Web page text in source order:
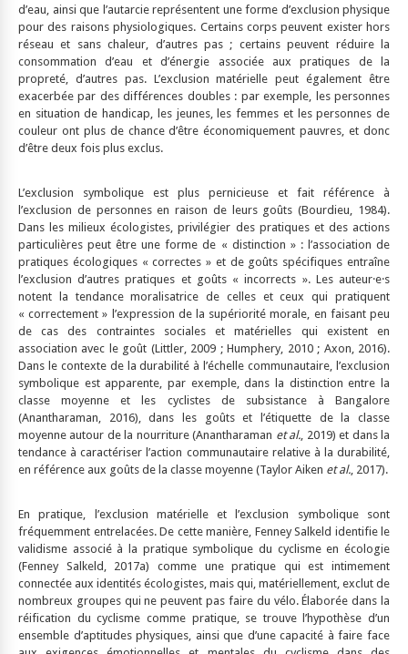
d’eau, ainsi que l’autarcie représentent une forme d’exclusion physique
pour des raisons physiologiques. Certains corps peuvent exister hors
réseau et sans chaleur, d’autres pas ; certains peuvent réduire la
consommation d’eau et d’énergie associée aux pratiques de la
propreté, d’autres pas. L’exclusion matérielle peut également être
exacerbée par des différences doubles : par exemple, les personnes
en situation de handicap, les jeunes, les femmes et les personnes de
couleur ont plus de chance d’être économiquement pauvres, et donc
d’être deux fois plus exclus.
L’exclusion symbolique est plus pernicieuse et fait référence à
l’exclusion de personnes en raison de leurs goûts (Bourdieu, 1984).
Dans les milieux écologistes, privilégier des pratiques et des actions
particulières peut être une forme de « distinction » : l’association de
pratiques écologiques « correctes » et de goûts spécifiques entraîne
l’exclusion d’autres pratiques et goûts « incorrects ». Les auteur·e·s
notent la tendance moralisatrice de celles et ceux qui pratiquent
« correctement » l’expression de la supériorité morale, en faisant peu
de cas des contraintes sociales et matérielles qui existent en
association avec le goût (Littler, 2009 ; Humphery, 2010 ; Axon, 2016).
Dans le contexte de la durabilité à l’échelle communautaire, l’exclusion
symbolique est apparente, par exemple, dans la distinction entre la
classe moyenne et les cyclistes de subsistance à Bangalore
(Anantharaman, 2016), dans les goûts et l’étiquette de la classe
moyenne autour de la nourriture (Anantharaman et al., 2019) et dans la
tendance à caractériser l’action communautaire relative à la durabilité,
en référence aux goûts de la classe moyenne (Taylor Aiken et al., 2017).
En pratique, l’exclusion matérielle et l’exclusion symbolique sont
fréquemment entrelacées. De cette manière, Fenney Salkeld identifie le
validisme associé à la pratique symbolique du cyclisme en écologie
(Fenney Salkeld, 2017a) comme une pratique qui est intimement
connectée aux identités écologistes, mais qui, matériellement, exclut de
nombreux groupes qui ne peuvent pas faire du vélo. Élaborée dans la
réification du cyclisme comme pratique, se trouve l’hypothèse d’un
ensemble d’aptitudes physiques, ainsi que d’une capacité à faire face